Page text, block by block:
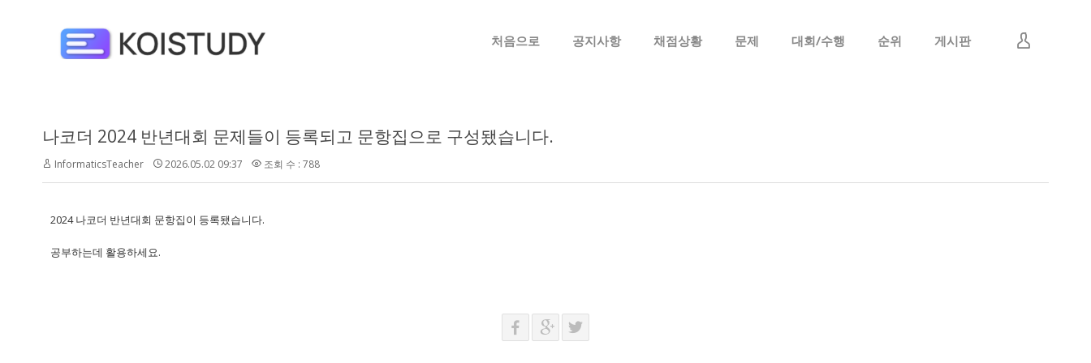
처음으로 공지사항 채점상황 문제 대회/수행 순위 게시판
나코더 2024 반년대회 문제들이 등록되고 문항집으로 구성됐습니다.
InformaticsTeacher 2026.05.02 09:37 조회 수 : 788
2024 나코더 반년대회 문항집이 등록됐습니다.
공부하는데 활용하세요.